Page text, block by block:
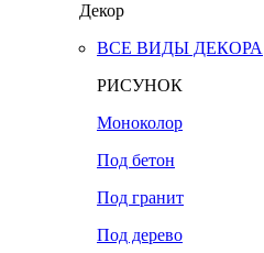
Декор
ВСЕ ВИДЫ ДЕКОРА
РИСУНОК
Моноколор
Под бетон
Под гранит
Под дерево